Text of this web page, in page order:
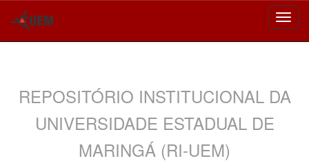
REPOSITÓRIO INSTITUCIONAL DA
UNIVERSIDADE ESTADUAL DE
MARINGÁ (RI-UEM)